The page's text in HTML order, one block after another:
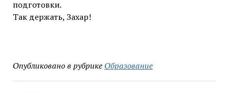
подготовки.
Так держать, Захар!
Опубликовано в рубрике Образование